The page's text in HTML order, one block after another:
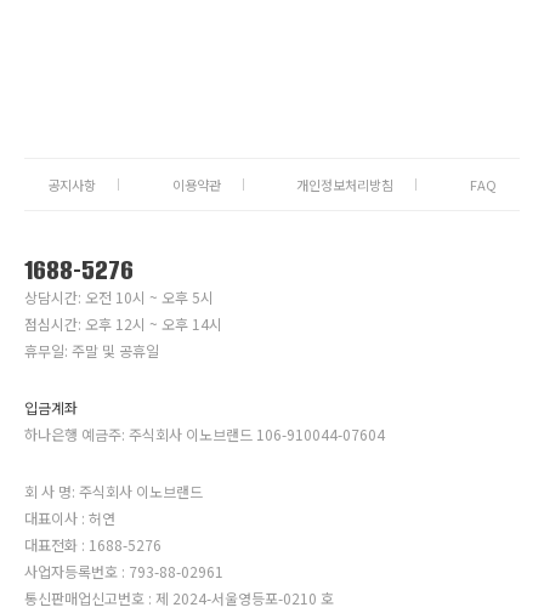
공지사항 이용약관 개인정보처리방침 FAQ
1688-5276
상담시간: 오전 10시 ~ 오후 5시
점심시간: 오후 12시 ~ 오후 14시
휴무일: 주말 및 공휴일
입금계좌
하나은행 예금주: 주식회사 이노브랜드 106-910044-07604
회 사 명: 주식회사 이노브랜드
대표이사 : 허연
대표전화 : 1688-5276
사업자등록번호 : 793-88-02961
통신판매업신고번호 : 제 2024-서울영등포-0210 호